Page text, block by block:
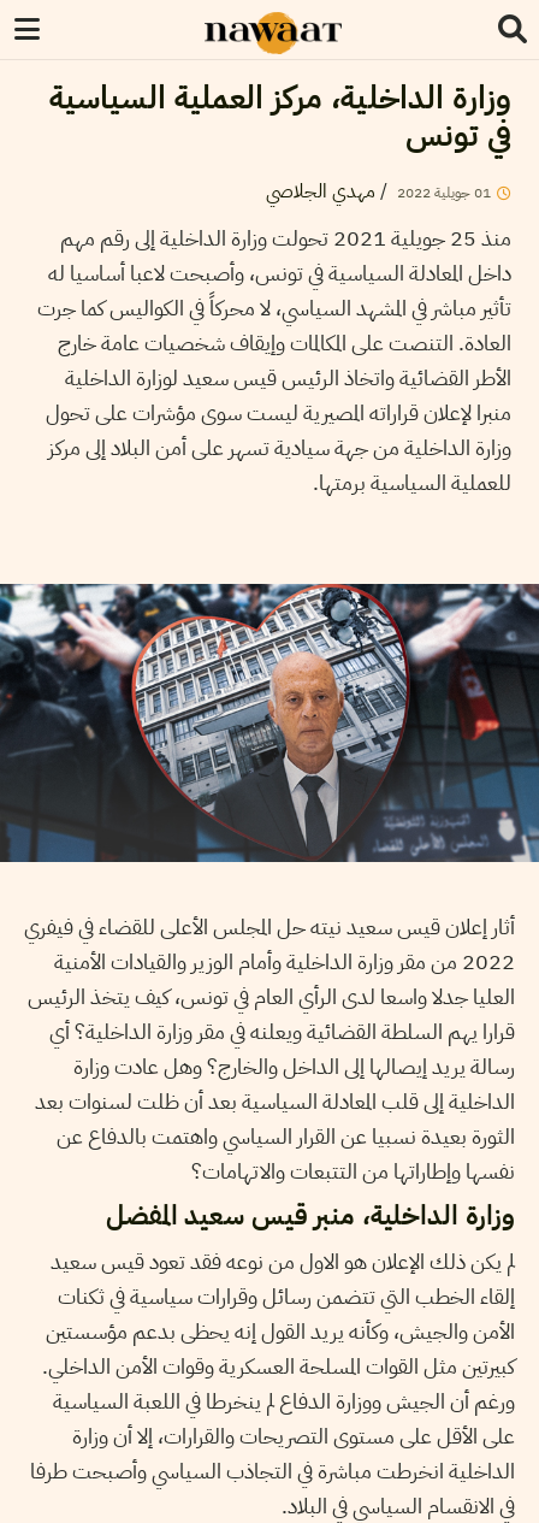
وزارة الداخلية، مركز العملية السياسية
في تونس
01جويلية2022
/ مهدي الجلاصي
منذ 25 جويلية 2021 تحولت وزارة الداخلية إلى رقم مهم
داخل المعادلة السياسية في تونس، وأصبحت لاعبا أساسيا له
تأثير مباشر في المشهد السياسي، لا محركاً في الكواليس كما جرت
العادة. التنصت على المكالمات وإيقاف شخصيات عامة خارج
الأطر القضائية واتخاذ الرئيس قيس سعيد لوزارة الداخلية
منبرا لإعلان قراراته المصيرية ليست سوى مؤشرات على تحول
وزارة الداخلية من جهة سيادية تسهر على أمن البلاد إلى مركز
للعملية السياسية برمتها.
أثار إعلان قيس سعيد نيته حل المجلس الأعلى للقضاء في فيفري
2022 من مقر وزارة الداخلية وأمام الوزير والقيادات الأمنية
العليا جدلا واسعا لدى الرأي العام في تونس، كيف يتخذ الرئيس
قرارا يهم السلطة القضائية ويعلنه في مقر وزارة الداخلية؟ أي
رسالة يريد إيصالها إلى الداخل والخارج؟ وهل عادت وزارة
الداخلية إلى قلب المعادلة السياسية بعد أن ظلت لسنوات بعد
الثورة بعيدة نسبيا عن القرار السياسي واهتمت بالدفاع عن
نفسها وإطاراتها من التتبعات والاتهامات؟
وزارة الداخلية، منبر قيس سعيد المفضل
لم يكن ذلك الإعلان هو الاول من نوعه فقد تعود قيس سعيد
إلقاء الخطب التي تتضمن رسائل وقرارات سياسية في ثكنات
الأمن والجيش، وكأنه يريد القول إنه يحظى بدعم مؤسستين
كبيرتين مثل القوات المسلحة العسكرية وقوات الأمن الداخلي.
ورغم أن الجيش ووزارة الدفاع لم ينخرطا في اللعبة السياسية
على الأقل على مستوى التصريحات والقرارات، إلا أن وزارة
الداخلية انخرطت مباشرة في التجاذب السياسي وأصبحت طرفا
في الانقسام السياسي في البلاد.